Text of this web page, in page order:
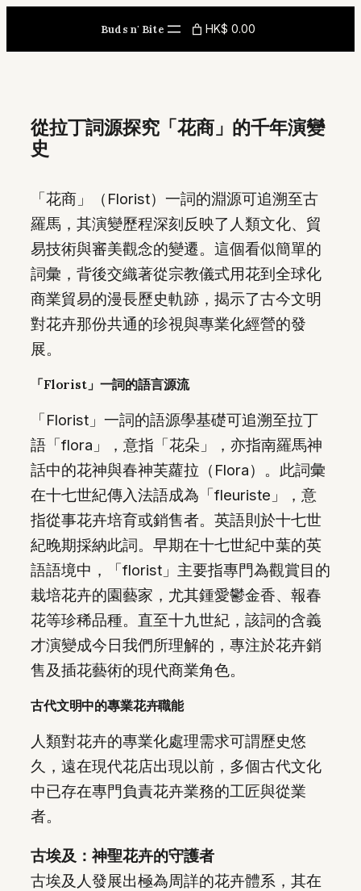
content
Buds n' Bite HK$ 0.00
從拉丁詞源探究「花商」的千年演變
史
「花商」（Florist）一詞的淵源可追溯至古
羅馬，其演變歷程深刻反映了人類文化、貿
易技術與審美觀念的變遷。這個看似簡單的
詞彙，背後交織著從宗教儀式用花到全球化
商業貿易的漫長歷史軌跡，揭示了古今文明
對花卉那份共通的珍視與專業化經營的發
展。
「Florist」一詞的語言源流
「Florist」一詞的語源學基礎可追溯至拉丁
語「flora」，意指「花朵」，亦指南羅馬神
話中的花神與春神芙蘿拉（Flora）。此詞彙
在十七世紀傳入法語成為「fleuriste」，意
指從事花卉培育或銷售者。英語則於十七世
紀晚期採納此詞。早期在十七世紀中葉的英
語語境中，「florist」主要指專門為觀賞目的
栽培花卉的園藝家，尤其鍾愛鬱金香、報春
花等珍稀品種。直至十九世紀，該詞的含義
才演變成今日我們所理解的，專注於花卉銷
售及插花藝術的現代商業角色。
古代文明中的專業花卉職能
人類對花卉的專業化處理需求可謂歷史悠
久，遠在現代花店出現以前，多個古代文化
中已存在專門負責花卉業務的工匠與從業
者。
古埃及：神聖花卉的守護者
古埃及人發展出極為周詳的花卉體系，其在